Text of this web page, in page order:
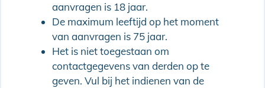
aanvragen is 18 jaar.
De maximum leeftijd op het moment
van aanvragen is 75 jaar.
Het is niet toegestaan om
contactgegevens van derden op te
geven. Vul bij het indienen van de